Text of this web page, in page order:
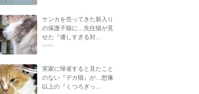
ケンカを売ってきた新入り
の保護子猫に…先住猫が見
せた『優しすぎる対…
kokiri
実家に帰省すると見たこと
のない『デカ猫』が…想像
以上の『くつろぎっ…